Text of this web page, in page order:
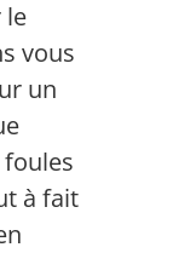
le
vous
un
à fait